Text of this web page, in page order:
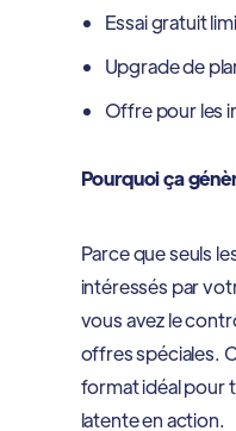
Essai gratuit
Upgrade de
Offre pour les
Pourquoi ça
Parce que seuls
intéressés par
vous avez le
offres spéciales.
format idéal pour
latente en action.